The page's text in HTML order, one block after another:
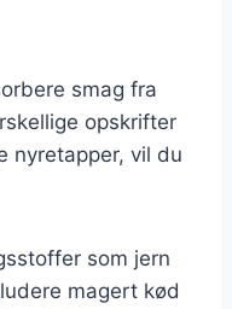
smag fra
opskrifter
nyretapper, vil du
som jern
magert kød